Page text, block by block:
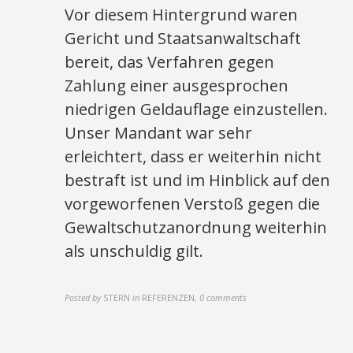
Vor diesem Hintergrund waren
Gericht und Staatsanwaltschaft
bereit, das Verfahren gegen
Zahlung einer ausgesprochen
niedrigen Geldauflage einzustellen.
Unser Mandant war sehr
erleichtert, dass er weiterhin nicht
bestraft ist und im Hinblick auf den
vorgeworfenen Verstoß gegen die
Gewaltschutzanordnung weiterhin
als unschuldig gilt.
Posted by STERN in REFERENZEN,0 comments